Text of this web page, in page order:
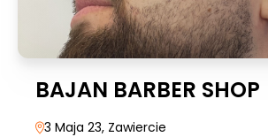
BAJAN BARBER SHOP
3 Maja 23, Zawiercie